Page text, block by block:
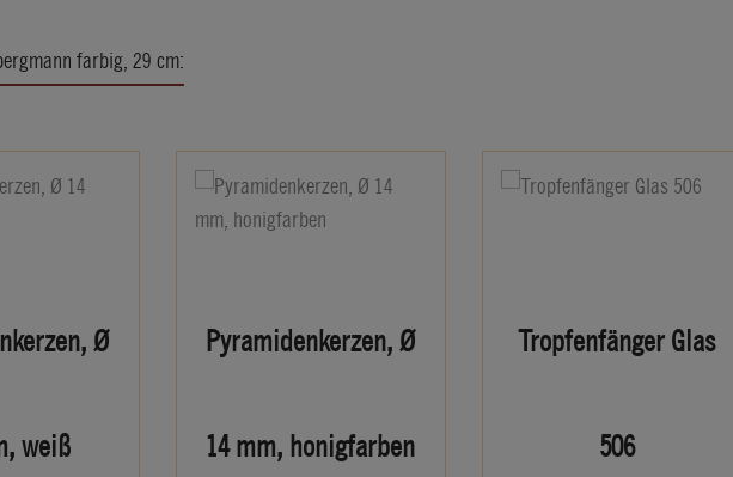
farbig, 29 cm:
Ø
weiß
Pyramidenkerzen, Ø
14 mm, honigfarben
Tropfenfänger Glas
506